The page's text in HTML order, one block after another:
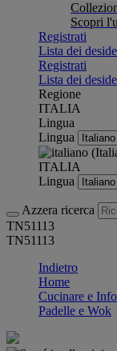
Scopri
Registrati
Lista dei
Registrati
Lista dei
Regione
ITALIA
Lingua
Lingua
ITALIA
Lingua
Azzera ricerca
TN51113
TN51113
Indietro
Home
Cucinare e
Padelle e Wok